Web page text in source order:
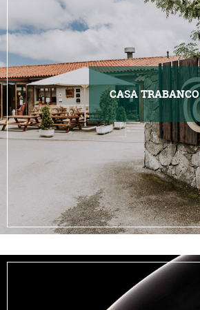
CASA TRABANCO